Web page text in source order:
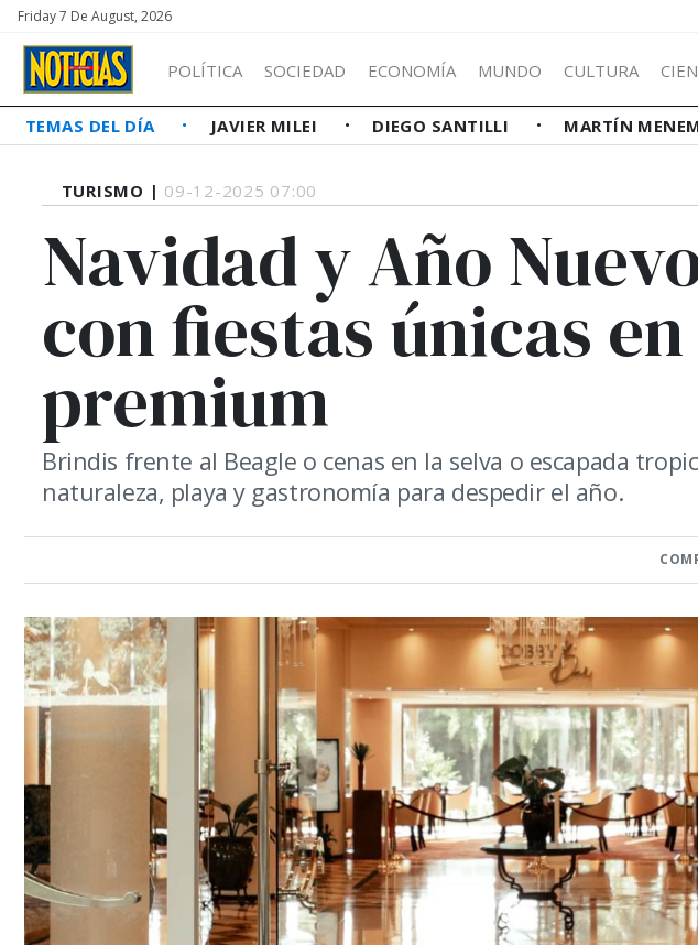
Friday 7 De August, 2026
POLÍTICA SOCIEDAD ECONOMÍA MUNDO CULTURA
TEMAS DEL DÍA JAVIER MILEI DIEGO SANTILLI MARTÍN
TURISMO | 09-12-2025 07:00
Navidad y Año
con fiestas únicas
premium
Brindis frente al Beagle o cenas en la selva o escapada
naturaleza, playa y gastronomía para despedir el año.